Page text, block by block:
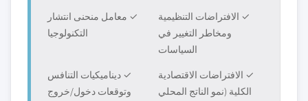
✓ الافتراضات التنظيمية
ومخاطر التغيير في
السياسات
✓ معامل منحنى انتشار
التكنولوجيا
✓ الافتراضات الاقتصادية
الكلية (نمو الناتج المحلي
✓ ديناميكيات التنافس
وتوقعات دخول/خروج